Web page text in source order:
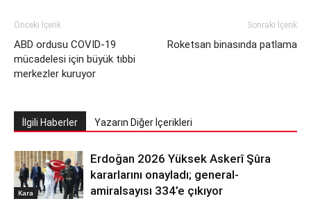
Önceki İçerik
ABD ordusu COVID-19
mücadelesi için büyük tıbbi
merkezler kuruyor
Sonraki İçerik
Roketsan binasında patlama
İlgili Haberler Yazarın Diğer İçerikleri
Kara
Erdoğan 2026 Yüksek Askerî Şûra
kararlarını onayladı; general-
amiralsayısı 334’e çıkıyor